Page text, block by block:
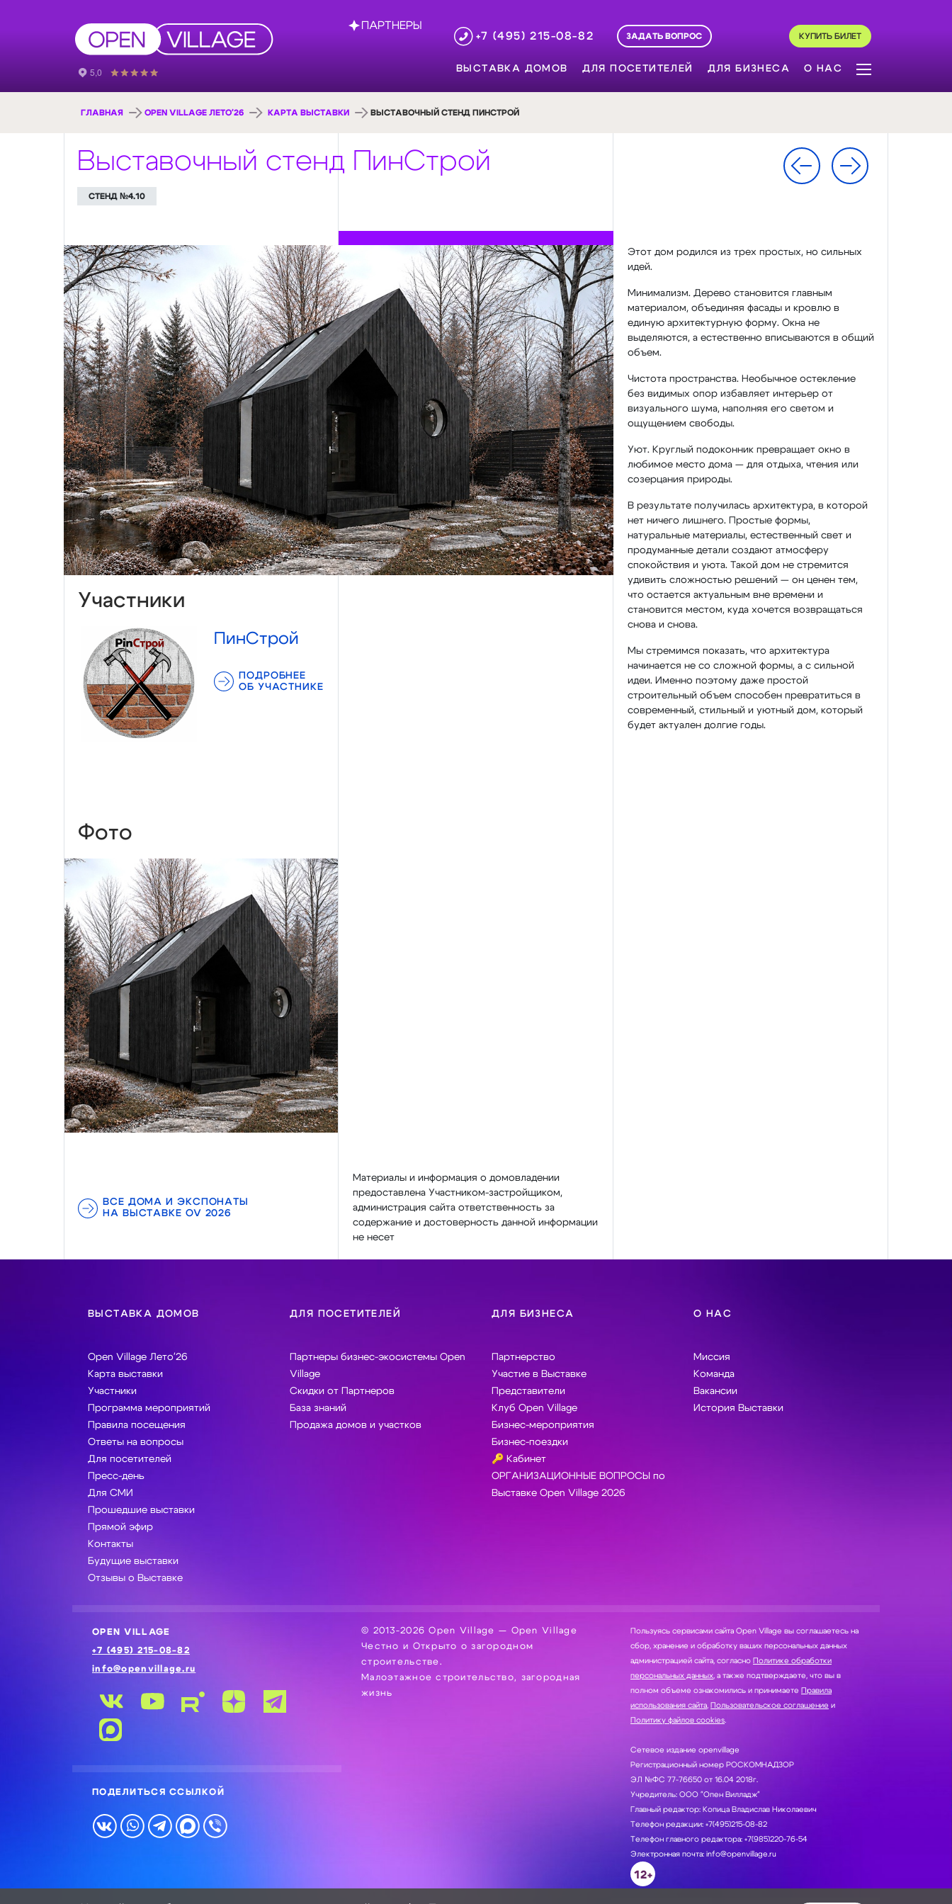
ПАРТНЕРЫ
+7 (495) 215-08-82
ЗАДАТЬ ВОПРОС КУПИТЬ БИЛЕТ
ВЫСТАВКА ДОМОВ ДЛЯ ПОСЕТИТЕЛЕЙ ДЛЯ БИЗНЕСА О НАС
ГЛАВНАЯ OPEN VILLAGE ЛЕТО'26 КАРТА ВЫСТАВКИ ВЫСТАВОЧНЫЙ СТЕНД ПИНСТРОЙ
Выставочный стенд ПинСтрой
СТЕНД №4.10
Участники
ПинСтрой
ПОДРОБНЕЕ
ОБ УЧАСТНИКЕ
Этот дом родился из трех простых, но сильных
идей.
Минимализм. Дерево становится главным
материалом, объединяя фасады и кровлю в
единую архитектурную форму. Окна не
выделяются, а естественно вписываются в общий
объем.
Чистота пространства. Необычное остекление
без видимых опор избавляет интерьер от
визуального шума, наполняя его светом и
ощущением свободы.
Уют. Круглый подоконник превращает окно в
любимое место дома — для отдыха, чтения или
созерцания природы.
В результате получилась архитектура, в которой
нет ничего лишнего. Простые формы,
натуральные материалы, естественный свет и
продуманные детали создают атмосферу
спокойствия и уюта. Такой дом не стремится
удивить сложностью решений — он ценен тем,
что остается актуальным вне времени и
становится местом, куда хочется возвращаться
снова и снова.
Мы стремимся показать, что архитектура
начинается не со сложной формы, а с сильной
идеи. Именно поэтому даже простой
строительный объем способен превратиться в
современный, стильный и уютный дом, который
будет актуален долгие годы.
Фото
ВСЕ ДОМА И ЭКСПОНАТЫ
НА ВЫСТАВКЕ OV 2026
Материалы и информация о домовладении
предоставлена Участником-застройщиком,
администрация сайта ответственность за
содержание и достоверность данной информации
не несет
ВЫСТАВКА ДОМОВ
Open Village Лето'26
Карта выставки
Участники
Программа мероприятий
Правила посещения
Ответы на вопросы
Для посетителей
Пресс-день
Для СМИ
Прошедшие выставки
Прямой эфир
Контакты
Будущие выставки
Отзывы о Выставке
ДЛЯ ПОСЕТИТЕЛЕЙ
Партнеры бизнес-экосистемы Open
Village
Скидки от Партнеров
База знаний
Продажа домов и участков
ДЛЯ БИЗНЕСА
Партнерство
Участие в Выставке
Представители
Клуб Open Village
Бизнес-мероприятия
Бизнес-поездки
🔑 Кабинет
ОРГАНИЗАЦИОННЫЕ ВОПРОСЫ по
Выставке Open Village 2026
О НАС
Миссия
Команда
Вакансии
История Выставки
OPEN VILLAGE
+7 (495) 215-08-82
info@openvillage.ru
ПОДЕЛИТЬСЯ ССЫЛКОЙ
© 2013-2026 Open Village — Open Village
Честно и Открыто о загородном
строительстве.
Малоэтажное строительство, загородная
жизнь
Пользуясь сервисами сайта Open Village вы соглашаетесь на
сбор, хранение и обработку ваших персональных данных
администрацией сайта, согласно Политике обработки
персональных данных, а также подтверждаете, что вы в
полном объеме ознакомились и принимаете Правила
использования сайта, Пользовательское соглашение и
Политику файлов cookies.
Сетевое издание openvillage
Регистрационный номер РОСКОМНАДЗОР
ЭЛ №ФС 77-76650 от 16.04 2018г.
Учредитель: ООО "Опен Вилладж"
Главный редактор: Копица Владислав Николаевич
Телефон редакции: +7(495)215-08-82
Телефон главного редактора: +7(985)220-76-54
Электронная почта: info@openvillage.ru
12+